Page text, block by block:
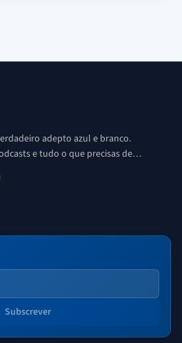
adepto azul e branco.
e tudo o que precisas de
Porto é aqui!
Subscrever